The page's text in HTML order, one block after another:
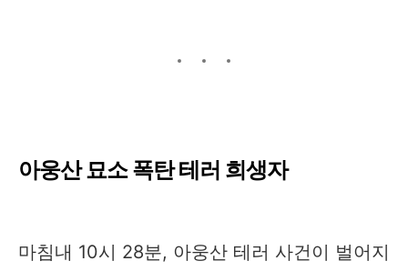
아웅산 묘소 폭탄 테러 희생자
마침내 10시 28분, 아웅산 테러 사건이 벌어지